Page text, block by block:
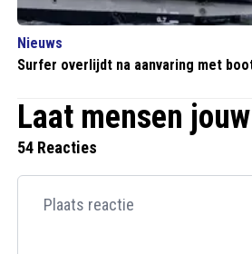
Nieuws
Surfer overlijdt na aanvaring met
Laat mensen
54 Reacties